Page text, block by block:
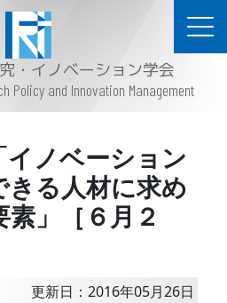
・イノベーション学会
Policy and Innovation Management
イノベーション
きる人材に求め
」［６月２
更新日：2016年05月26日